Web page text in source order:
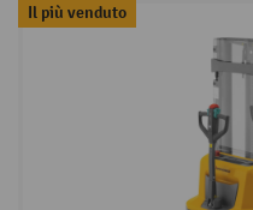
Il più venduto